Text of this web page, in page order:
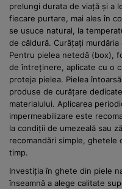
prelungi durata de viață și a
fiecare purtare, mai ales în
se usuce natural, la
de căldură. Curățați
Pentru pielea netedă (box),
de întreținere, aplicate cu o
proteja pielea. Pielea
produse de curățare
materialului. Aplicarea
impermeabilizare este
la condiții de umezeală sau
recomandări simple, ghetele
timp.
Investiția în ghete din piele
înseamnă a alege calitate